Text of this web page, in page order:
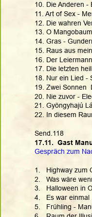
10. Die Anderen -
11. Art of Sex -
12. Die wahren
13. O
14. Gras -
15. Raus aus
16. Der
17. Die letzten
18. Nur ein Lied -
19. Zwei Sonnen
20. Nie zuvor -
21. Gyöngyhajú
22. In diesem
Send.118
17.11.  Gast
Gespräch zum
1.   Highway zum
2.   Was wäre
3.   Halloween in
4.   Es war einmal
5.   Frühling -